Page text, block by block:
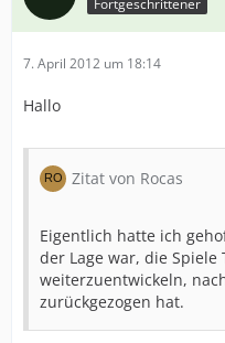
Fortgeschrittener
7. April 2012 um 18:14
Hallo
Zitat von Rocas
Eigentlich hatte ich
der Lage war, die Spiele
weiterzuentwickeln,
zurückgezogen hat.